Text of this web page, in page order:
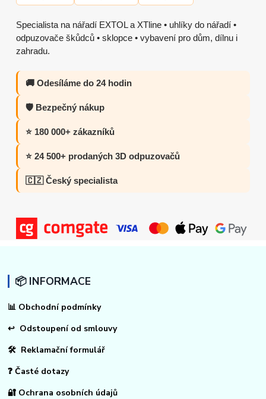
Specialista na nářadí EXTOL a XTline • uhlíky do nářadí •
odpuzovače škůdců • sklopce • vybavení pro dům, dílnu i
zahradu.
🚚 Odesíláme do 24 hodin
🛡️ Bezpečný nákup
⭐ 180 000+ zákazníků
⭐ 24 500+ prodaných 3D odpuzovačů
🇨🇿 Český specialista
📦 INFORMACE
📊 Obchodní podmínky
↩ Odstoupení od smlouvy
🛠 Reklamační formulář
❓ Časté dotazy
🔐 Ochrana osobních údajů